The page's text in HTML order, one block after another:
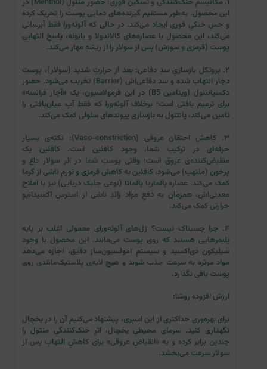
این محصول، به‌طور مستقیم گیرنده‌های دمایی پوست را تحریک کرده
و حسِ خنکیِ فوری ایجاد می‌کند. در حالی که آلوئه‌ورا فقط آبرسانی
می‌کند، این محصول با عصاره‌های کالاندولا و بابونه، پاسخِ التهابیِ
پوست (قرمزی و سوزش) پس از سولار را از ریشه مهار می‌کند.
۲. پروتکل بازسازیِ سدِ دفاعی: بعد از حرارتِ شدید (سولار)، پوست
دچار التهاب شده و سد دفاعی‌اش (Barrier) تخریب می‌شود. حضور
دکسپانتنول (ویتامین B5) در این فرمولاسیون، یک «آچار فرانسه»
برای ترمیم بافتی است؛ برخلاف آلوئه‌ورا که فقط آبِ میان‌بافتی را
تامین می‌کند، پانتنول به بازسازی پیوندهای سلولی کمک می‌کند.
۳. کاهشِ احتقانِ عروقی (Vaso-constriction): نکته‌ی بسیار
حرفه‌ای در ترکیب شما، وجود کافئین است. کافئین یک
منقبض‌کننده‌ی عروق است؛ وقتی پوستِ شما در اثر سولار داغ و
پرخون (ملتهب) می‌شود، کافئین به کاهش قرمزی و تورمِ ناشی از گرما
کمک می‌کند. عصاره پالماریا پالماتا (نوعی جلبک دریایی) نیز با املاح
معدنی‌اش، همزمان به دفعِ مواد زائدِ ناشی از استرسِ اکسیداتیوِ
حرارتی کمک می‌کند.
۴. چرا چسبناک نیست؟ ژل‌های آلوئه‌ورای معمولی اغلب بر پایه
پلیمرهایی هستند که روی پوست می‌مانند. این محصول با وجود
سیلیکون دی‌اکسید و سیستمِ امولسیون‌سازِ دقیق، اجازه می‌دهد
مواد موثره به سرعت جذب شوند و هیچ لایه‌ی پلاستیک‌مانندی روی
پوست باقی نگذارد.
ارزش افزوده روشا:
برای بهره‌وری حداکثری از این اسپری، پیشنهاد می‌کنیم آن را در یخچال
نگهداری کنید. سرمای محیطیِ یخچال، اثرِ خنک‌کنندگیِ منتول را
چندین برابر کرده و به «انقباضِ عروقی» برای کاهشِ التهابِ پس از
سولار سرعت می‌بخشد.